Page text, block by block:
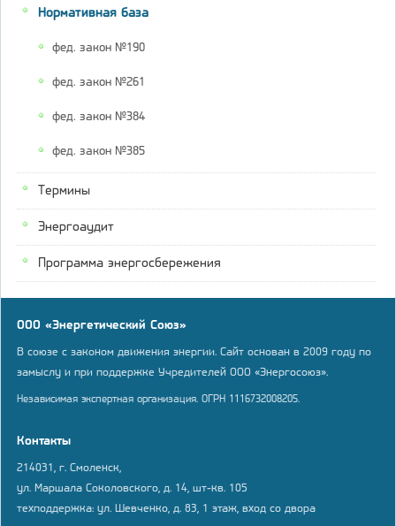
Нормативная база
фед. закон №190
фед. закон №261
фед. закон №384
фед. закон №385
Термины
Энергоаудит
Программа энергосбережения
ООО «Энергетический Союз»
В союзе с законом движения энергии. Сайт основан в 2009 году по
замыслу и при поддержке Учредителей ООО «Энергосоюз».
Независимая экспертная организация. ОГРН 1116732008205.
Контакты
214031, г. Смоленск,
ул. Маршала Соколовского, д. 14, шт-кв. 105
техподдержка: ул. Шевченко, д. 83, 1 этаж, вход со двора